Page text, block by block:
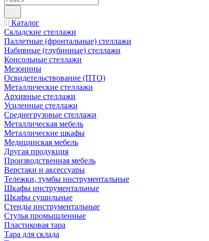
Каталог
Складские стеллажи
Паллетные (фронтальные) стеллажи
Набивные (глубинные) стеллажи
Консольные стеллажи
Мезонины
Освидетельствование (ПТО)
Металлические стеллажи
Архивные стеллажи
Усиленные стеллажи
Среднегрузовые стеллажи
Металлическая мебель
Металлические шкафы
Медицинская мебель
Другая продукция
Производственная мебель
Верстаки и аксессуары
Тележки, тумбы инструментальные
Шкафы инструментальные
Шкафы сушильные
Стенды инструментальные
Cтулья промышленные
Пластиковая тара
Тара для склада